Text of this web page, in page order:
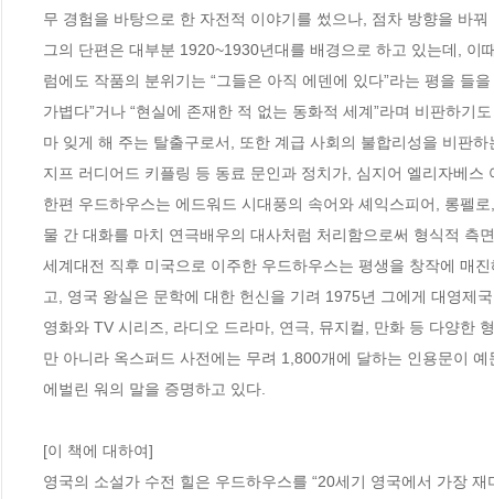
무 경험을 바탕으로 한 자전적 이야기를 썼으나, 점차 방향을 바
그의 단편은 대부분 1920~1930년대를 배경으로 하고 있는데,
럼에도 작품의 분위기는 “그들은 아직 에덴에 있다”라는 평을 들
가볍다”거나 “현실에 존재한 적 없는 동화적 세계”라며 비판하
마 잊게 해 주는 탈출구로서, 또한 계급 사회의 불합리성을 비판
지프 러디어드 키플링 등 동료 문인과 정치가, 심지어 엘리자베
한편 우드하우스는 에드워드 시대풍의 속어와 셰익스피어, 롱펠
물 간 대화를 마치 연극배우의 대사처럼 처리함으로써 형식적 측
세계대전 직후 미국으로 이주한 우드하우스는 평생을 창작에 매
고, 영국 왕실은 문학에 대한 헌신을 기려 1975년 그에게 대영제
영화와 TV 시리즈, 라디오 드라마, 연극, 뮤지컬, 만화 등 다양한
만 아니라 옥스퍼드 사전에는 무려 1,800개에 달하는 인용문이
에벌린 워의 말을 증명하고 있다.
[이 책에 대하여]
영국의 소설가 수전 힐은 우드하우스를 “20세기 영국에서 가장